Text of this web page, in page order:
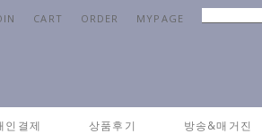
CART ORDER MYPAGE
인결제 상품후기 방송&매거진